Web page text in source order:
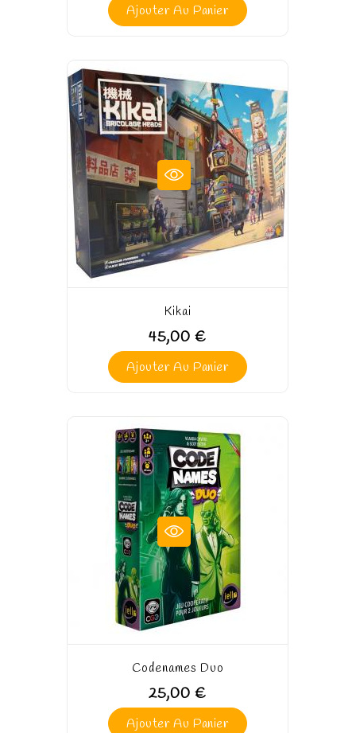
Ajouter Au Panier
Kikai
45,00 €
Ajouter Au Panier
Codenames Duo
25,00 €
Ajouter Au Panier